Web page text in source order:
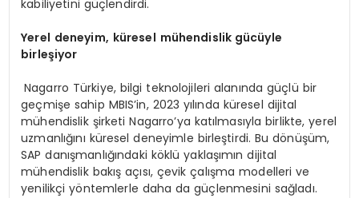
kabiliyetini güçlendirdi.
Yerel deneyim, küresel mühendislik gücüyle
birleşiyor
Nagarro Türkiye, bilgi teknolojileri alanında güçlü bir
geçmişe sahip MBIS’in, 2023 yılında küresel dijital
mühendislik şirketi Nagarro’ya katılmasıyla birlikte, yerel
uzmanlığını küresel deneyimle birleştirdi. Bu dönüşüm,
SAP danışmanlığındaki köklü yaklaşımın dijital
mühendislik bakış açısı, çevik çalışma modelleri ve
yenilikçi yöntemlerle daha da güçlenmesini sağladı.